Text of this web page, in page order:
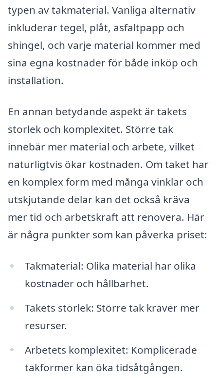
typen av takmaterial. Vanliga alternativ
inkluderar tegel, plåt, asfaltpapp och
shingel, och varje material kommer med
sina egna kostnader för både inköp och
installation.
En annan betydande aspekt är takets
storlek och komplexitet. Större tak
innebär mer material och arbete, vilket
naturligtvis ökar kostnaden. Om taket har
en komplex form med många vinklar och
utskjutande delar kan det också kräva
mer tid och arbetskraft att renovera. Här
är några punkter som kan påverka priset:
Takmaterial: Olika material har olika
kostnader och hållbarhet.
Takets storlek: Större tak kräver mer
resurser.
Arbetets komplexitet: Komplicerade
takformer kan öka tidsåtgången.